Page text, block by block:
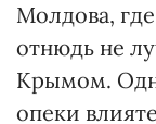
Молдова,
отнюдь не
Крымом.
опеки